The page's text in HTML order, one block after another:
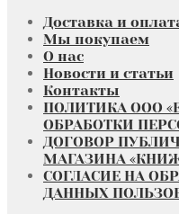
Доставка и
Мы покупаем
О нас
Новости и статьи
Контакты
ПОЛИТИКА ООО
ОБРАБОТКИ
ДОГОВОР
МАГАЗИНА
СОГЛАСИЕ НА
ДАННЫХ